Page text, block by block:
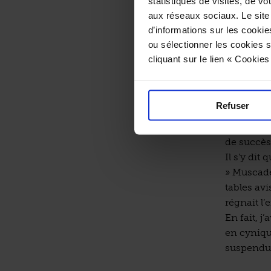
aux réseaux sociaux. Le
d’informations sur les
ou sélectionner les cookies
cliquant sur le lien «
Refuser
Si au
pèse
dans
de
Il s’y dit
»
tables
régnait
En fait,
en